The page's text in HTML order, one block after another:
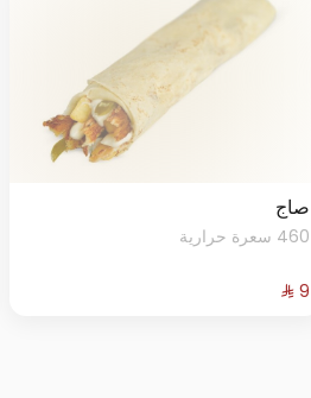
صاج
460 سعرة حرارية